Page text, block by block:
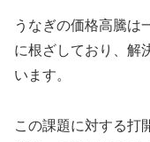
うなぎの価格高騰は
に根ざしており、解
います。
この課題に対する打